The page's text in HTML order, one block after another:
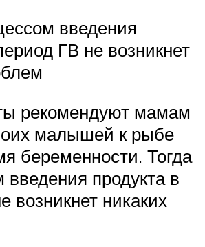
введения
ГВ не возникнет
рекомендуют мамам
малышей к рыбе
беременности. Тогда
введения продукта в
возникнет никаких